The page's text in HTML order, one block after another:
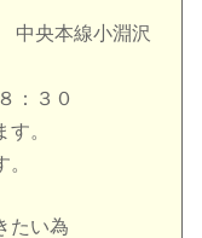
中央本線小淵沢
３０
。
。
たい為